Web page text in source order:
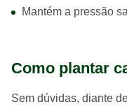
Mantém a pressão
Como plantar
Sem dúvidas, diante